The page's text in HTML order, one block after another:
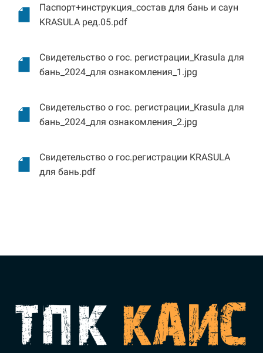
Паспорт+инструкция_состав для бань и саун
KRASULA ред.05.pdf
Свидетельство о гос. регистрации_Krasula для
бань_2024_для ознакомления_1.jpg
Свидетельство о гос. регистрации_Krasula для
бань_2024_для ознакомления_2.jpg
Свидетельство о гос.регистрации KRASULA
для бань.pdf